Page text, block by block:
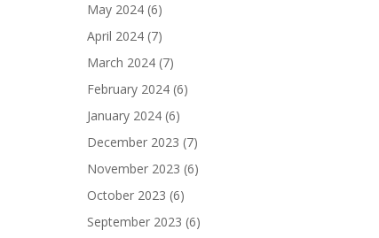
May 2024 (6)
April 2024 (7)
March 2024 (7)
February 2024 (6)
January 2024 (6)
December 2023 (7)
November 2023 (6)
October 2023 (6)
September 2023 (6)